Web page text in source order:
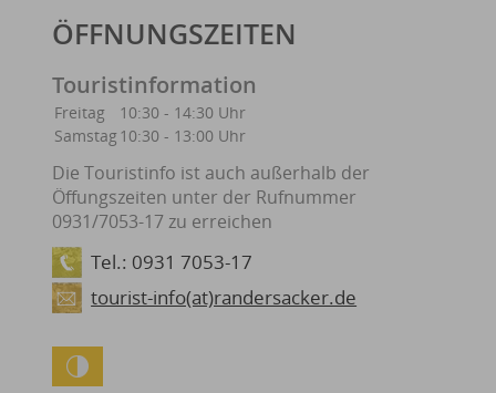
ÖFFNUNGSZEITEN
Touristinformation
Freitag
10:30 - 14:30 Uhr
Samstag10:30 - 13:00 Uhr
Die Touristinfo ist auch außerhalb der
Öffungszeiten unter der Rufnummer
0931/7053-17 zu erreichen
Tel.: 0931 7053-17
tourist-info(at)randersacker.de